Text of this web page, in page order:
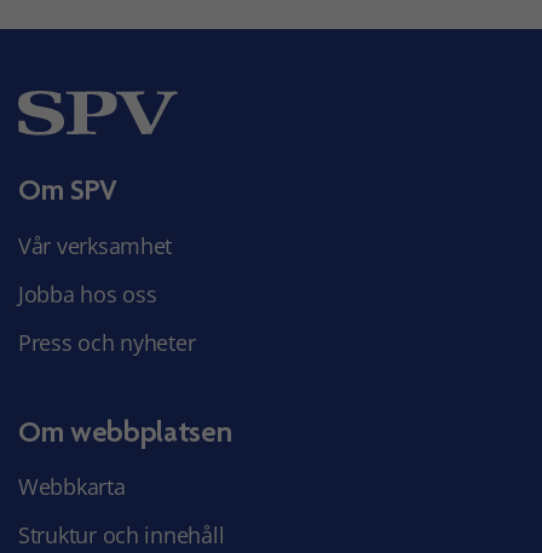
Om SPV
Vår verksamhet
Jobba hos oss
Press och nyheter
Om webbplatsen
Webbkarta
Struktur och innehåll